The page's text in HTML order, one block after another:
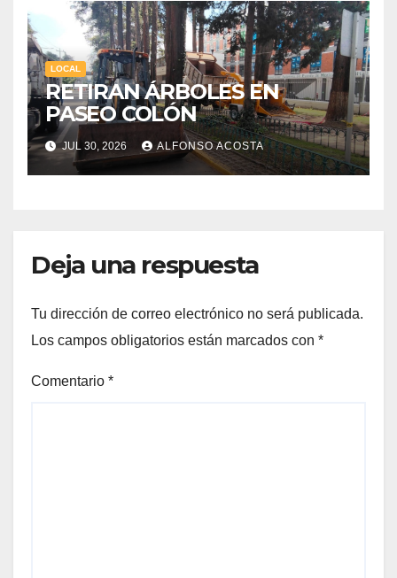
LOCAL
RETIRAN ÁRBOLES EN
PASEO COLÓN
JUL 30, 2026 ALFONSO ACOSTA
Deja una respuesta
Tu dirección de correo electrónico no será publicada.
Los campos obligatorios están marcados con *
Comentario *